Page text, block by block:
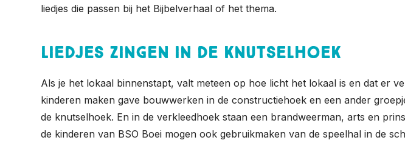
liedjes die passen bij het Bijbelverhaal of het thema.
Liedjes zingen in de knutselhoek
Als je het lokaal binnenstapt, valt meteen op hoe licht het lokaal is en dat er
kinderen maken gave bouwwerken in de constructiehoek en een ander
de knutselhoek. En in de verkleedhoek staan een brandweerman, arts en
de kinderen van BSO Boei mogen ook gebruikmaken van de speelhal in de